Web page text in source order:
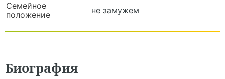
Семейное
положение
не замужем
Биография